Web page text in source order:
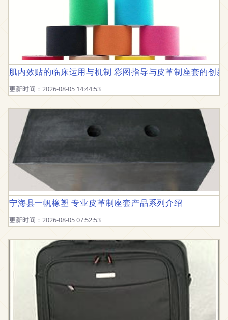
肌内效贴的临床运用与机制 彩图指导与皮革制座套的创新
更新时间：2026-08-05 14:44:53
宁海县一帆橡塑 专业皮革制座套产品系列介绍
更新时间：2026-08-05 07:52:53